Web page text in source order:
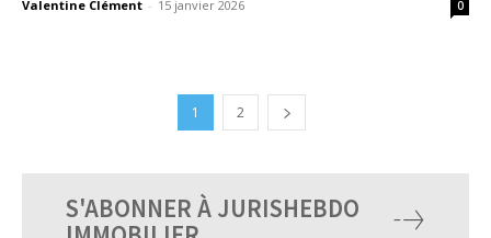
Valentine Clément - 15 janvier 2026 0
1 2
S'ABONNER À JURISHEBDO